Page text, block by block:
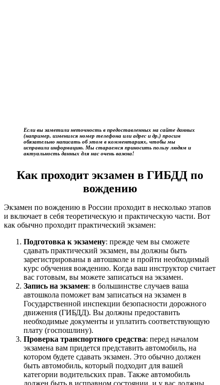
Если вы заметили неточность в предоставленных на сайте данных
(например, изменился номер телефона или адрес и др.) просим
обязательно написать об этом в комментариях, чтобы мы
исправили информацию. Мы стараемся приносить пользу людям и
актуальность данных для нас очень важна!
Как проходит экзамен в ГИБДД по
вождению
Экзамен по вождению в России проходит в несколько этапов
и включает в себя теоретическую и практическую части. Вот
как обычно проходит практический экзамен:
Подготовка к экзамену: прежде чем вы сможете
сдавать практический экзамен, вы должны быть
зарегистрированы в автошколе и пройти необходимый
курс обучения вождению. Когда ваш инструктор считает
вас готовым, вы можете записаться на экзамен.
Запись на экзамен: в большинстве случаев ваша
автошкола поможет вам записаться на экзамен в
Государственной инспекции безопасности дорожного
движения (ГИБДД). Вы должны предоставить
необходимые документы и уплатить соответствующую
плату (госпошлину).
Проверка транспортного средства: перед началом
экзамена вам придется представить автомобиль, на
котором будете сдавать экзамен. Это обычно должен
быть автомобиль, который подходит для вашей
категории водительских прав. Также автомобиль
должен быть в исправном состоянии, и у вас должны